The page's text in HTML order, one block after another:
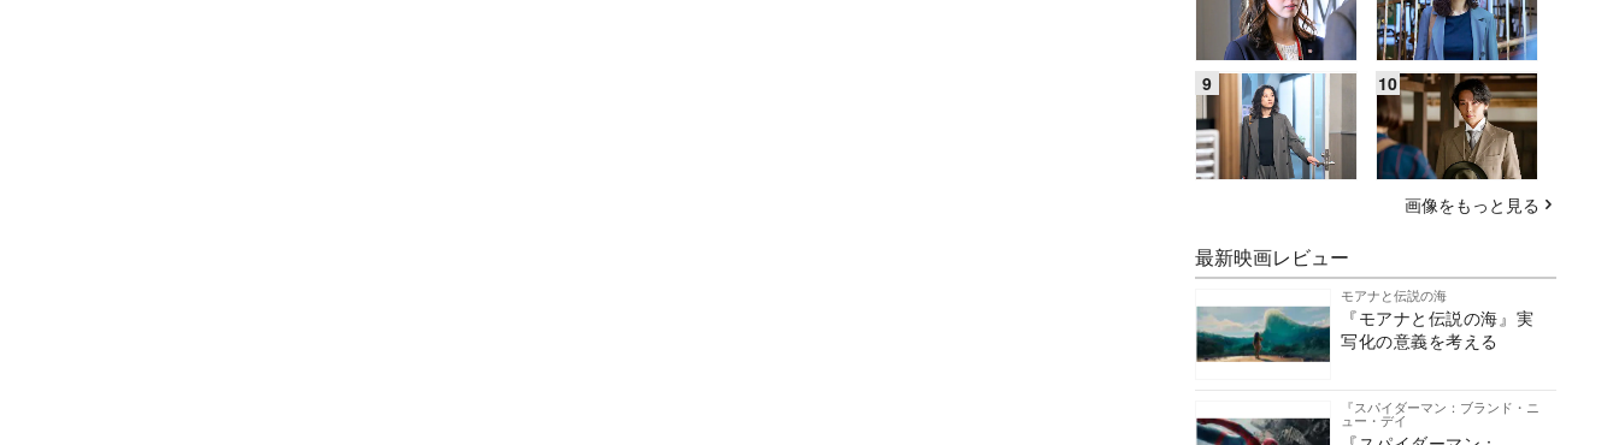
画像をもっと見る
最新映画レビュー
モアナと伝説の海
『モアナと伝説の海』実
写化の意義を考える
『スパイダーマン：ブランド・ニ
ュー・デイ